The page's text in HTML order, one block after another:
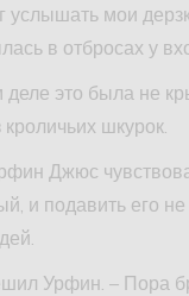
услышать мои
в отбросах у
это была не
шкурок.
Джюс
и подавить его
Урфин. – Пора